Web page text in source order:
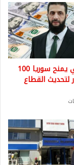
البنك الدولي يمنح سوريا 100
لتحديث القطاع